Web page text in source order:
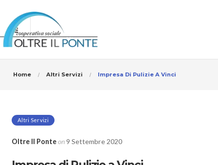
Home Altri Servizi Impresa Di Pulizie A Vinci
Altri Servizi
Oltre Il Ponteon9 Settembre 2020